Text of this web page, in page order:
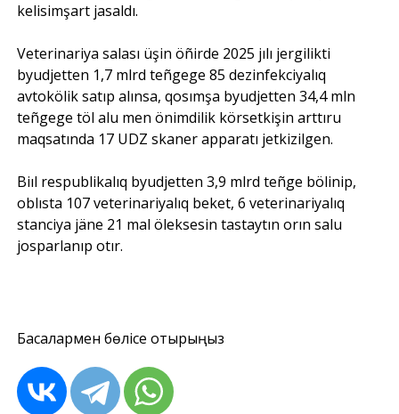
kelisimşart jasaldı.
Veterinariya salası üşin öñirde 2025 jılı jergilikti
byudjetten 1,7 mlrd teñgege 85 dezinfekciyalıq
avtokölik satıp alınsa, qosımşa byudjetten 34,4 mln
teñgege töl alu men önimdilik körsetkişin arttıru
maqsatında 17 UDZ skaner apparatı jetkizilgen.
Biıl respublikalıq byudjetten 3,9 mlrd teñge bölinip,
oblısta 107 veterinariyalıq beket, 6 veterinariyalıq
stanciya jäne 21 mal öleksesin tastaytın orın salu
josparlanıp otır.
Басқалармен бөлісе отырыңыз